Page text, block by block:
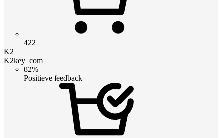
422
K2
K2key_com
82%
Positieve feedback